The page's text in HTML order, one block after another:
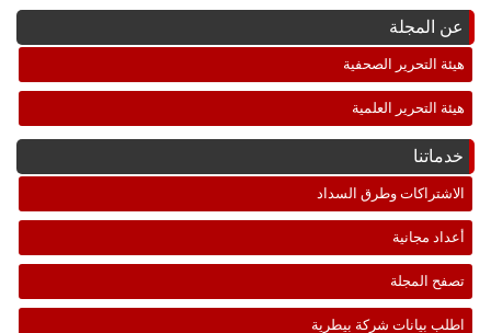
عن المجلة
هيئة التحرير الصحفية
هيئة التحرير العلمية
خدماتنا
الاشتراكات وطرق السداد
أعداد مجانية
تصفح المجلة
اطلب بيانات شركة بيطرية